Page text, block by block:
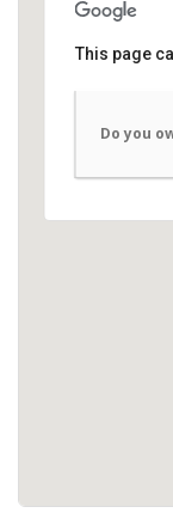
This page
Do you